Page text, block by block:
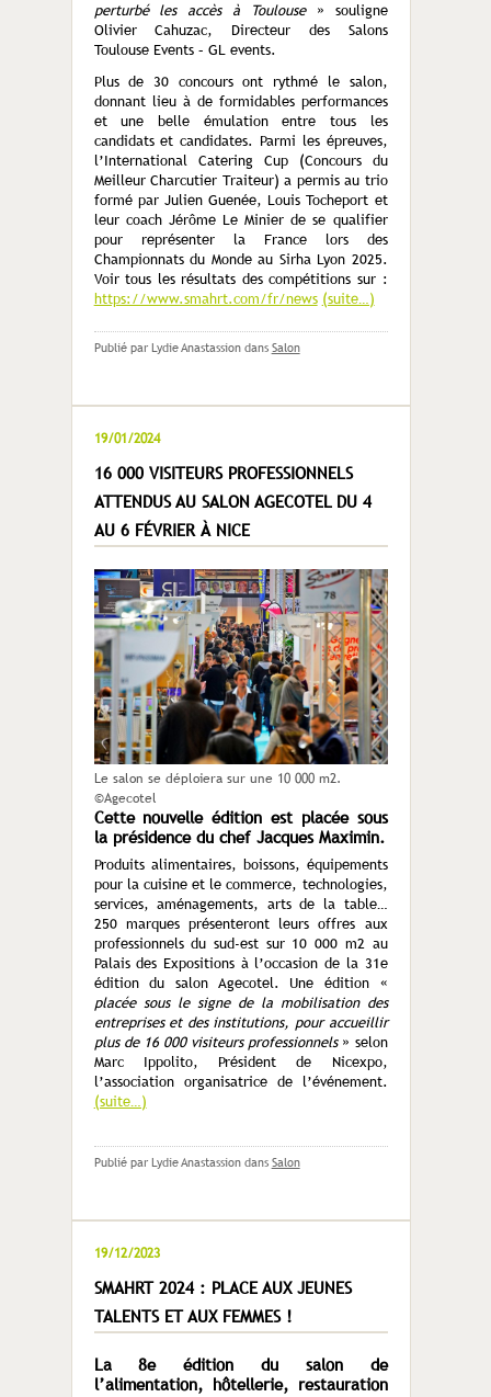
perturbé les accès à Toulouse» souligne
Olivier Cahuzac, Directeur des Salons
Toulouse Events – GL events.
Plus de 30 concours ont rythmé le salon,
donnant lieu à de formidables performances
et une belle émulation entre tous les
candidats et candidates. Parmi les épreuves,
l’International Catering Cup (Concours du
Meilleur Charcutier Traiteur) a permis au trio
formé par Julien Guenée, Louis Tocheport et
leur coach Jérôme Le Minier de se qualifier
pour représenter la France lors des
Championnats du Monde au Sirha Lyon 2025.
Voir tous les résultats des compétitions sur :
https://www.smahrt.com/fr/news (suite…)
Publié par Lydie Anastassion dans Salon
19/01/2024
16 000 VISITEURS PROFESSIONNELS
ATTENDUS AU SALON AGECOTEL DU 4
AU 6 FÉVRIER À NICE
Le salon se déploiera sur une 10 000 m2.
©Agecotel
Cette nouvelle édition est placée sous
la présidence du chef Jacques Maximin.
Produits alimentaires, boissons, équipements
pour la cuisine et le commerce, technologies,
services, aménagements, arts de la table…
250 marques présenteront leurs offres aux
professionnels du sud-est sur 10 000 m2 au
Palais des Expositions à l’occasion de la 31e
édition du salon Agecotel. Une édition «
placée sous le signe de la mobilisation des
entreprises et des institutions, pour accueillir
plus de 16 000 visiteurs professionnels» selon
Marc Ippolito, Président de Nicexpo,
l’association organisatrice de l’événement.
(suite…)
Publié par Lydie Anastassion dans Salon
19/12/2023
SMAHRT 2024 : PLACE AUX JEUNES
TALENTS ET AUX FEMMES !
La 8eédition du salon de
l’alimentation, hôtellerie, restauration